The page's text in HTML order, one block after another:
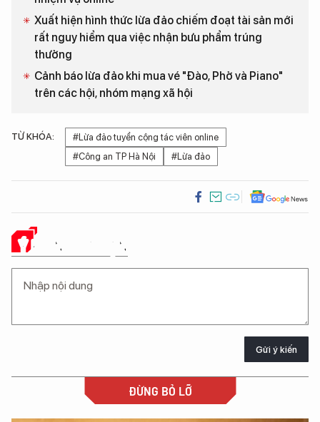
Xuất hiện hình thức lừa đảo chiếm đoạt tài sản mới
rất nguy hiểm qua việc nhận bưu phẩm trúng
thưởng
Cảnh báo lừa đảo khi mua vé "Đào, Phở và Piano"
trên các hội, nhóm mạng xã hội
TỪ KHÓA:
#Lừa đảo tuyển cộng tác viên online
#Công an TP Hà Nội
#Lừa đảo
Ý KIẾN CỦA BẠN
Gửi ý kiến
ĐỪNG BỎ LỠ